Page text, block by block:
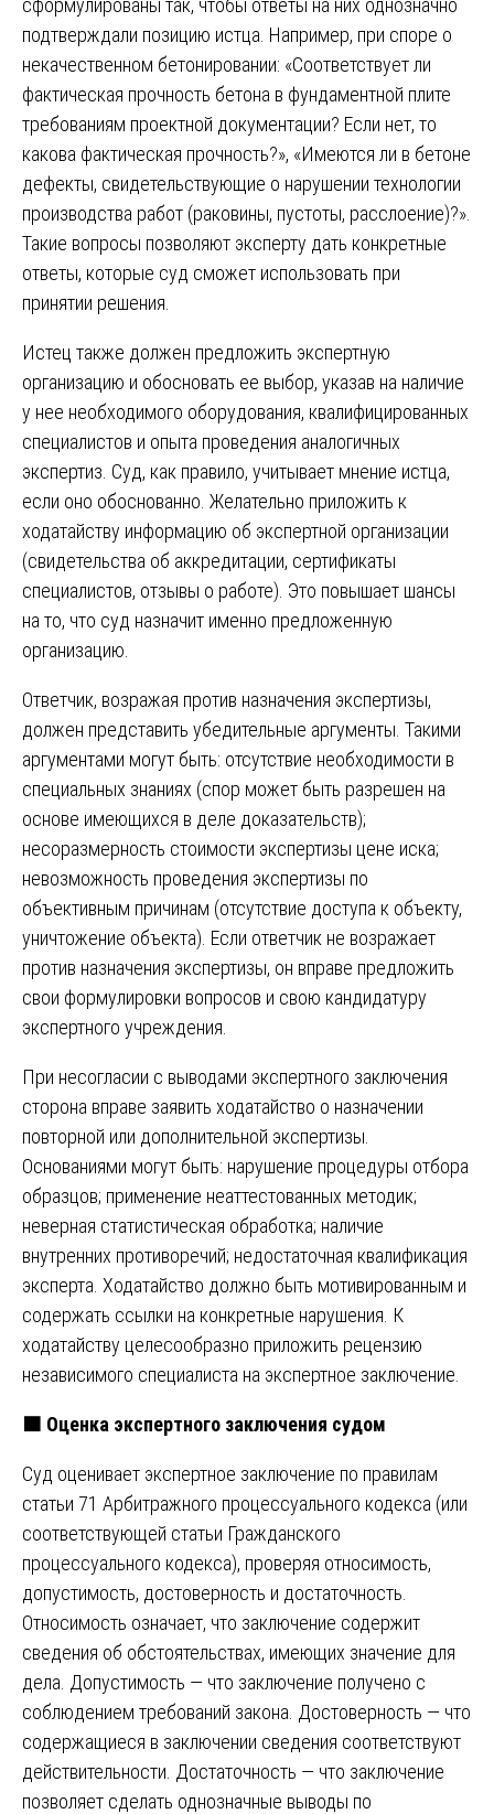
сформулированы так, чтобы ответы на них однозначно
подтверждали позицию истца. Например, при споре о
некачественном бетонировании: «Соответствует ли
фактическая прочность бетона в фундаментной плите
требованиям проектной документации? Если нет, то
какова фактическая прочность?», «Имеются ли в бетоне
дефекты, свидетельствующие о нарушении технологии
производства работ (раковины, пустоты, расслоение)?».
Такие вопросы позволяют эксперту дать конкретные
ответы, которые суд сможет использовать при
принятии решения.
Истец также должен предложить экспертную
организацию и обосновать ее выбор, указав на наличие
у нее необходимого оборудования, квалифицированных
специалистов и опыта проведения аналогичных
экспертиз. Суд, как правило, учитывает мнение истца,
если оно обоснованно. Желательно приложить к
ходатайству информацию об экспертной организации
(свидетельства об аккредитации, сертификаты
специалистов, отзывы о работе). Это повышает шансы
на то, что суд назначит именно предложенную
организацию.
Ответчик, возражая против назначения экспертизы,
должен представить убедительные аргументы. Такими
аргументами могут быть: отсутствие необходимости в
специальных знаниях (спор может быть разрешен на
основе имеющихся в деле доказательств);
несоразмерность стоимости экспертизы цене иска;
невозможность проведения экспертизы по
объективным причинам (отсутствие доступа к объекту,
уничтожение объекта). Если ответчик не возражает
против назначения экспертизы, он вправе предложить
свои формулировки вопросов и свою кандидатуру
экспертного учреждения.
При несогласии с выводами экспертного заключения
сторона вправе заявить ходатайство о назначении
повторной или дополнительной экспертизы.
Основаниями могут быть: нарушение процедуры отбора
образцов; применение неаттестованных методик;
неверная статистическая обработка; наличие
внутренних противоречий; недостаточная квалификация
эксперта. Ходатайство должно быть мотивированным и
содержать ссылки на конкретные нарушения. К
ходатайству целесообразно приложить рецензию
независимого специалиста на экспертное заключение.
🟧 Оценка экспертного заключения судом
Суд оценивает экспертное заключение по правилам
статьи 71 Арбитражного процессуального кодекса (или
соответствующей статьи Гражданского
процессуального кодекса), проверяя относимость,
допустимость, достоверность и достаточность.
Относимость означает, что заключение содержит
сведения об обстоятельствах, имеющих значение для
дела. Допустимость — что заключение получено с
соблюдением требований закона. Достоверность — что
содержащиеся в заключении сведения соответствуют
действительности. Достаточность — что заключение
позволяет сделать однозначные выводы по